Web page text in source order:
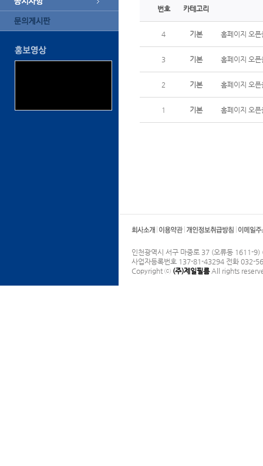
번호 카테고리
4 기본 홈페이지 오
3 기본 홈페이지 오
2 기본 홈페이지 오
1 기본 홈페이지 오
인천광역시 서구 마중로 37 (오류동 1611-
사업자등록번호 137-81-43294 전화 032-
Copyright ⓒ (주)제일필름 All rights